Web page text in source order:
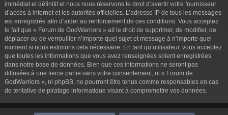
immédiat et définitif et nous nous réservons le droit d’avertir votre fournisseur
d’accès à internet et les autorités officielles. L’adresse IP de tous les messages
est enregistrée afin d’aider au renforcement de ces conditions. Vous acceptez
le fait que « Forum de GodWarriors » ait le droit de supprimer, de modifier, de
déplacer ou de verrouiller n’importe quel sujet et message à n’importe quel
moment si nous estimons cela nécessaire. En tant qu’utilisateur, vous acceptez
que toutes les informations que vous avez renseignées soient enregistrées
dans notre base de données. Bien que ces informations ne seront pas
diffusées à une tierce partie sans votre consentement, ni « Forum de
GodWarriors », ni phpBB, ne pourront être tenus comme responsables en cas
de tentative de piratage informatique visant à compromettre vos données.